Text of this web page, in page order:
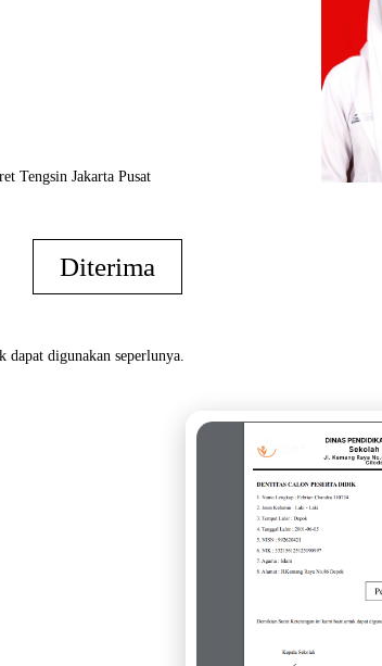
Tengsin Jakarta Pusat
Diterima
digunakan seperlunya.
Orang
(